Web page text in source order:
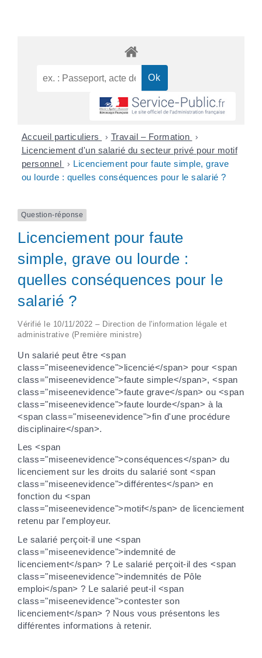
Accueil particuliers > Travail – Formation >
Licenciement d'un salarié du secteur privé pour motif
personnel > Licenciement pour faute simple, grave
ou lourde : quelles conséquences pour le salarié ?
Question-réponse
Licenciement pour faute
simple, grave ou lourde :
quelles conséquences pour le
salarié ?
Vérifié le 10/11/2022 – Direction de l'information légale et
administrative (Première ministre)
Un salarié peut être <span
class="miseenevidence">licencié</span> pour <span
class="miseenevidence">faute simple</span>, <span
class="miseenevidence">faute grave</span> ou <span
class="miseenevidence">faute lourde</span> à la
<span class="miseenevidence">fin d'une procédure
disciplinaire</span>.
Les <span
class="miseenevidence">conséquences</span> du
licenciement sur les droits du salarié sont <span
class="miseenevidence">différentes</span> en
fonction du <span
class="miseenevidence">motif</span> de licenciement
retenu par l'employeur.
Le salarié perçoit-il une <span
class="miseenevidence">indemnité de
licenciement</span> ? Le salarié perçoit-il des <span
class="miseenevidence">indemnités de Pôle
emploi</span> ? Le salarié peut-il <span
class="miseenevidence">contester son
licenciement</span> ? Nous vous présentons les
différentes informations à retenir.